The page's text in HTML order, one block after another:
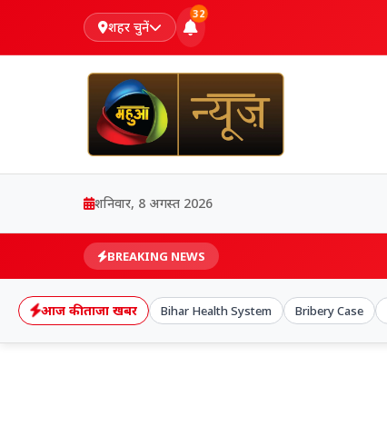
शहर चुनें
32
शनिवार, 8 अगस्त 2026
BREAKING NEWS
आज की ताजा खबर Bihar Health System Bribery Case